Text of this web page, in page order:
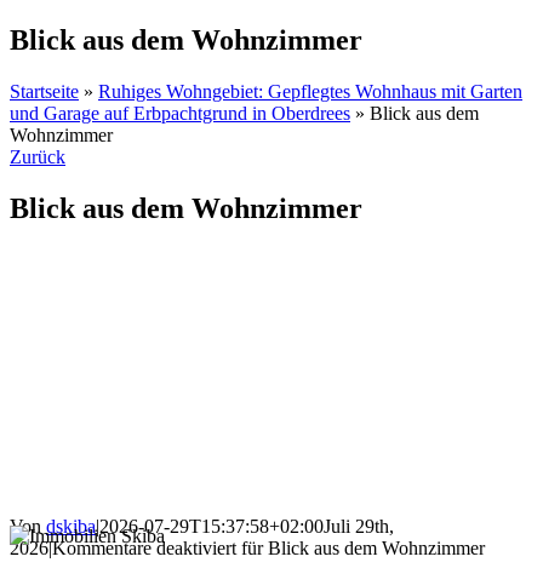
Blick aus dem Wohnzimmer
Startseite » Ruhiges Wohngebiet: Gepflegtes Wohnhaus mit Garten
und Garage auf Erbpachtgrund in Oberdrees » Blick aus dem
Wohnzimmer
Zurück
Blick aus dem Wohnzimmer
Von dskiba|2026-07-29T15:37:58+02:00Juli 29th,
2026|Kommentare deaktiviert für Blick aus dem Wohnzimmer